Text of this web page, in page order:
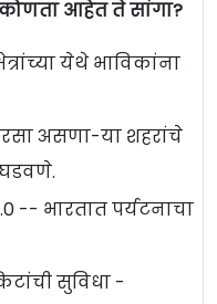
कोणता आहेत ते सांगा?
येथे भाविकांना
असणा-या शहरांचे
-- भारतात पर्यटनाचा
सुविधा -